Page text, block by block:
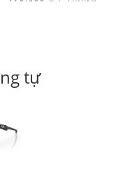
tự